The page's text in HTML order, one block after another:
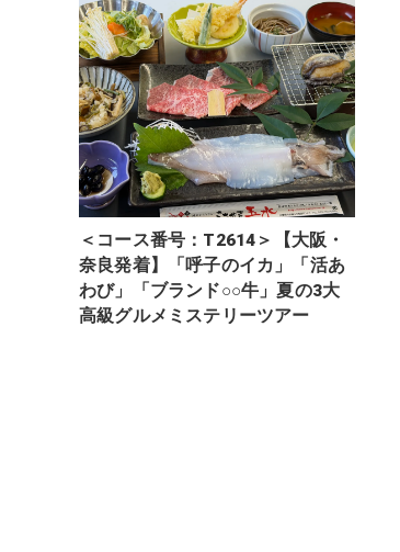
＜コース番号：T2614＞【大阪・
奈良発着】「呼子のイカ」「活あ
わび」「ブランド○○牛」夏の3大
高級グルメミステリーツアー